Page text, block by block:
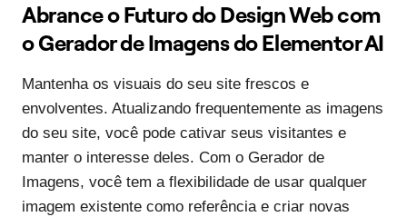
Abrance o Futuro do Design Web com
o Gerador de Imagens do Elementor AI
Mantenha os visuais do seu site frescos e
envolventes. Atualizando frequentemente as imagens
do seu site, você pode cativar seus visitantes e
manter o interesse deles. Com o Gerador de
Imagens, você tem a flexibilidade de usar qualquer
imagem existente como referência e criar novas